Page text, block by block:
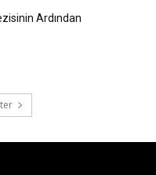
Ardından